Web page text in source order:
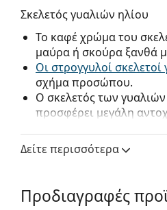
Σκελετός γυαλιών ηλίου
Το καφέ χρώμα του
μαύρα ή σκούρα ξανθά
Οι στρογγυλοί
σχήμα προσώπου.
Ο σκελετός των
προσφέρει μεγάλη
Φακός γυαλιών ηλίου
Οι καφέ φακοί
Τα γυαλιά ηλίου έχουν
το κάτω μέρος του
Δείτε περισσότερα
Προδιαγραφές